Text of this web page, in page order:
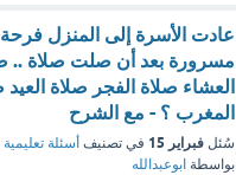
عادت الأسرة إلى المنزل فرحة
مسرورة بعد أن صلت صلاة ..
العشاء صلاة الفجر صلاة العيد
المغرب ؟ - مع الشرح
سُئل فبراير 15 في تصنيف أسئلة تعليمية
بواسطة ابوعبدالله